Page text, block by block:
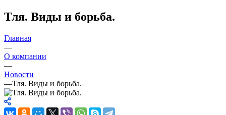
Тля. Виды и борьба.
Главная
—
О компании
—
Новости
—Тля. Виды и борьба.